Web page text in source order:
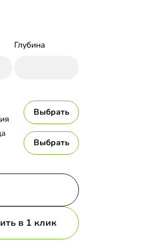
Глубина
Выбрать
Выбрать
в 1 клик